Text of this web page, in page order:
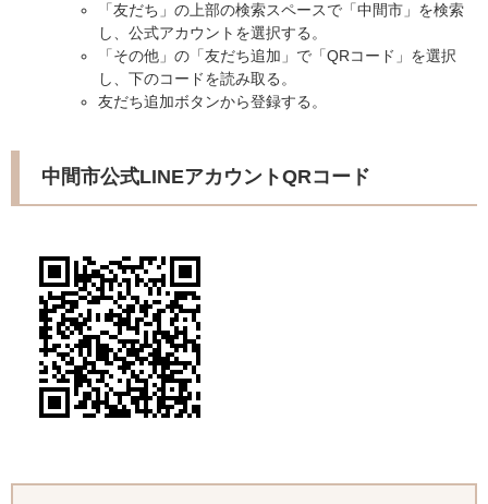
「友だち」の上部の検索スペースで「中間市」を検索
し、公式アカウントを選択する。
「その他」の「友だち追加」で「QRコード」を選択
し、下のコードを読み取る。
友だち追加ボタンから登録する。
中間市公式LINEアカウントQRコード